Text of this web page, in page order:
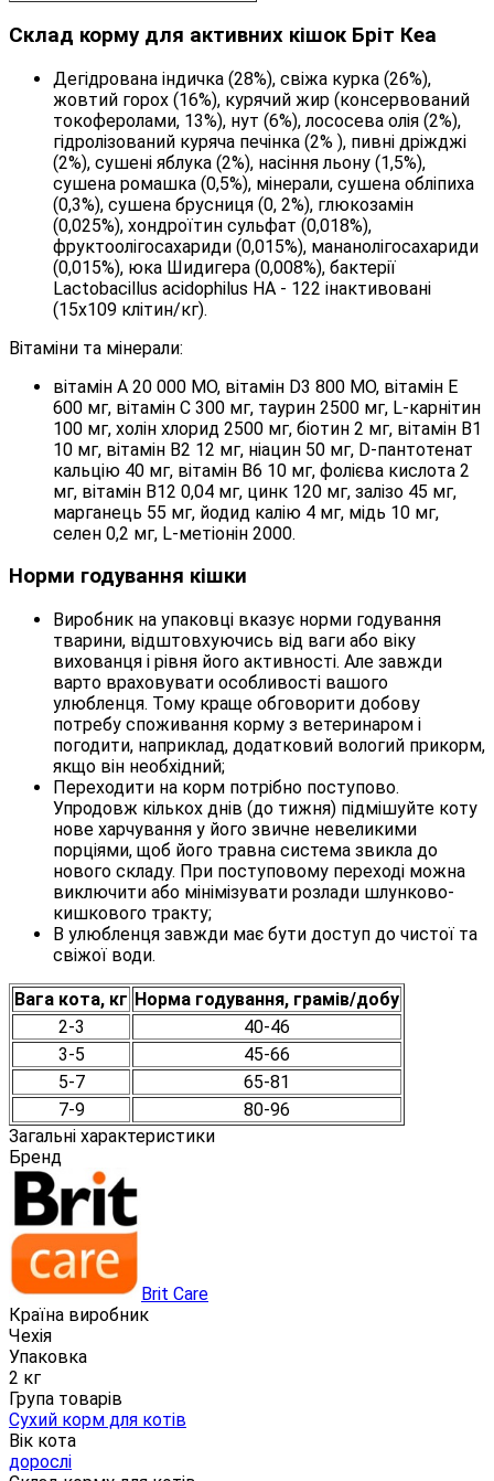
Склад корму для активних кішок Бріт Кеа
Дегідрована індичка (28%), свіжа курка (26%),
жовтий горох (16%), курячий жир (консервований
токоферолами, 13%), нут (6%), лососева олія (2%),
гідролізований куряча печінка (2% ), пивні дріжджі
(2%), сушені яблука (2%), насіння льону (1,5%),
сушена ромашка (0,5%), мінерали, сушена обліпиха
(0,3%), сушена брусниця (0, 2%), глюкозамін
(0,025%), хондроїтин сульфат (0,018%),
фруктоолігосахариди (0,015%), мананолігосахариди
(0,015%), юка Шидигера (0,008%), бактерії
Lactobacillus acidophilus HA - 122 інактивовані
(15х109 клітин/кг).
Вітаміни та мінерали:
вітамін A 20 000 МО, вітамін D3 800 МО, вітамін E
600 мг, вітамін C 300 мг, таурин 2500 мг, L-карнітин
100 мг, холін хлорид 2500 мг, біотин 2 мг, вітамін B1
10 мг, вітамін B2 12 мг, ніацин 50 мг, D-пантотенат
кальцію 40 мг, вітамін B6 10 мг, фолієва кислота 2
мг, вітамін B12 0,04 мг, цинк 120 мг, залізо 45 мг,
марганець 55 мг, йодид калію 4 мг, мідь 10 мг,
селен 0,2 мг, L-метіонін 2000.
Норми годування кішки
Виробник на упаковці вказує норми годування
тварини, відштовхуючись від ваги або віку
вихованця і рівня його активності. Але завжди
варто враховувати особливості вашого
улюбленця. Тому краще обговорити добову
потребу споживання корму з ветеринаром і
погодити, наприклад, додатковий вологий прикорм,
якщо він необхідний;
Переходити на корм потрібно поступово.
Упродовж кількох днів (до тижня) підмішуйте коту
нове харчування у його звичне невеликими
порціями, щоб його травна система звикла до
нового складу. При поступовому переході можна
виключити або мінімізувати розлади шлунково-
кишкового тракту;
В улюбленця завжди має бути доступ до чистої та
свіжої води.
Вага кота, кг Норма годування, грамів/добу
2-3
40-46
3-5
45-66
5-7
65-81
7-9
80-96
Загальні характеристики
Бренд
Brit Care
Країна виробник
Чехія
Упаковка
2 кг
Група товарів
Сухий корм для котів
Вік кота
дорослі